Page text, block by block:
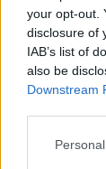
your opt-out.
disclosure of
IAB’s list of
also be
Downstream
kan ge
3. Vilket
2020?